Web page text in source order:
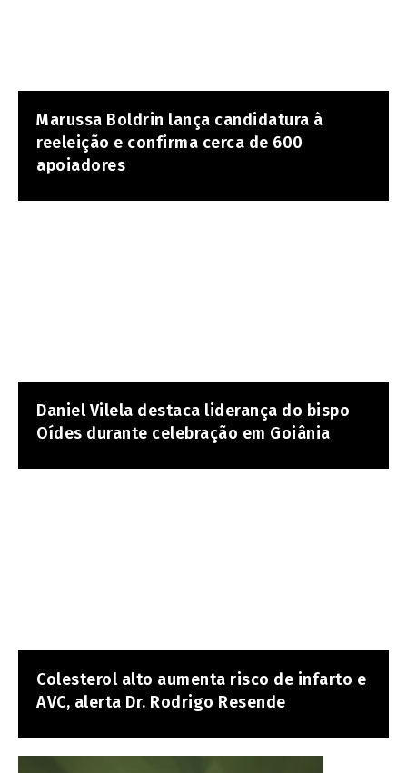
Marussa Boldrin lança candidatura à
reeleição e confirma cerca de 600
apoiadores
Daniel Vilela destaca liderança do bispo
Oídes durante celebração em Goiânia
Colesterol alto aumenta risco de infarto e
AVC, alerta Dr. Rodrigo Resende